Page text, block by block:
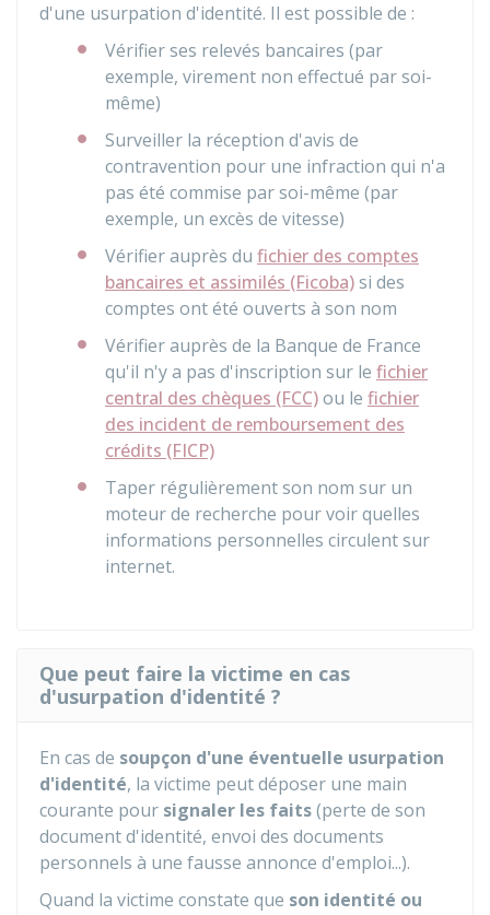
d'une usurpation d'identité. Il est possible de :
Vérifier ses relevés bancaires (par
exemple, virement non effectué par soi-
même)
Surveiller la réception d'avis de
contravention pour une infraction qui n'a
pas été commise par soi-même (par
exemple, un excès de vitesse)
Vérifier auprès du fichier des comptes
bancaires et assimilés (Ficoba)si des
comptes ont été ouverts à son nom
Vérifier auprès de la Banque de France
qu'il n'y a pas d'inscription sur le fichier
central des chèques (FCC)ou le fichier
des incident de remboursement des
crédits (FICP)
Taper régulièrement son nom sur un
moteur de recherche pour voir quelles
informations personnelles circulent sur
internet.
Que peut faire la victime en cas
d'usurpation d'identité ?
En cas de soupçon d'une éventuelle usurpation
d'identité, la victime peut déposer une main
courante pour signaler les faits(perte de son
document d'identité, envoi des documents
personnels à une fausse annonce d'emploi...).
Quand la victime constate que son identité ou